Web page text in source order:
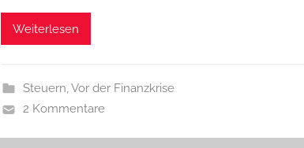
Weiterlesen
Steuern,Vor der Finanzkrise
2 Kommentare